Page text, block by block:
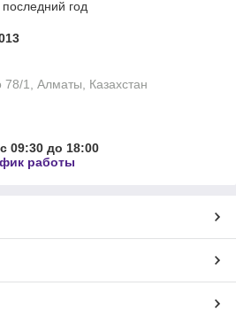
год
78/1, Алматы, Казахстан
09:30 до 18:00
работы